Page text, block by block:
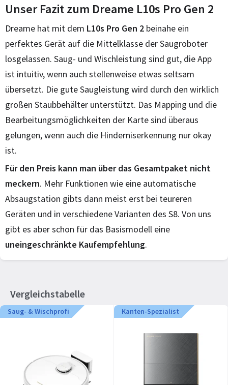
Unser Fazit zum Dreame L10s Pro Gen 2
Dreame hat mit dem L10s Pro Gen 2 beinahe ein
perfektes Gerät auf die Mittelklasse der Saugroboter
losgelassen. Saug- und Wischleistung sind gut, die App
ist intuitiv, wenn auch stellenweise etwas seltsam
übersetzt. Die gute Saugleistung wird durch den wirklich
großen Staubbehälter unterstützt. Das Mapping und die
Bearbeitungsmöglichkeiten der Karte sind überaus
gelungen, wenn auch die Hinderniserkennung nur okay
ist.
Für den Preis kann man über das Gesamtpaket nicht
meckern. Mehr Funktionen wie eine automatische
Absaugstation gibts dann meist erst bei teureren
Geräten und in verschiedene Varianten des S8. Von uns
gibt es aber schon für das Basismodell eine
uneingeschränkte Kaufempfehlung.
Vergleichstabelle
Saug- & Wischprofi Kanten-Spezialist